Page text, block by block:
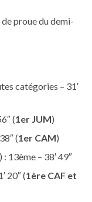
proue du demi-
catégories – 31′
(1er JUM)
(1er CAM)
: 13ème – 38′ 49″
20″ (1ère CAF et